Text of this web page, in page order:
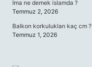
İma ne demek islamda ?
Temmuz 2, 2026
Balkon korkulukları kaç cm ?
Temmuz 1, 2026